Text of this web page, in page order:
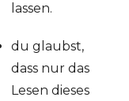
lassen.
du glaubst,
dass nur das
Lesen dieses